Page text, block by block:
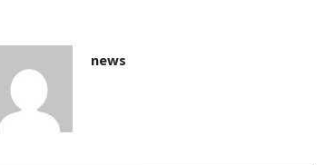
news